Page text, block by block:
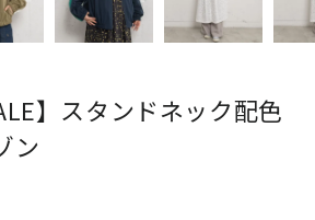
】スタンドネック配色
ン